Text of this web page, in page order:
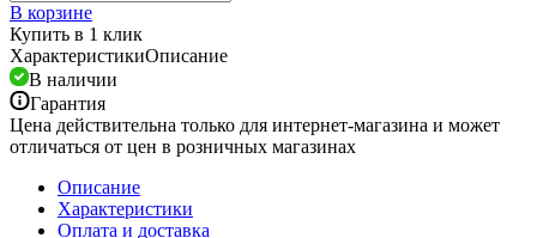
В корзине
Купить в 1 клик
ХарактеристикиОписание
В наличии
Гарантия
Цена действительна только для интернет-магазина и может
отличаться от цен в розничных магазинах
Описание
Характеристики
Оплата и доставка